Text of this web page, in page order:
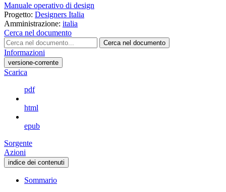
Manuale operativo di design
Progetto: Designers Italia
Amministrazione: italia
Cerca nel documento
Cerca nel documento
Informazioni
versione-corrente
Scarica
pdf
html
epub
Sorgente
Azioni
indice dei contenuti
Sommario